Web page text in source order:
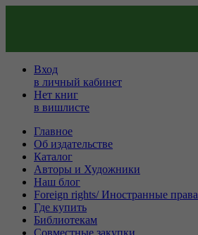
Вход
в личный кабинет
Нет книг
в вишлисте
Главное
Об издательстве
Каталог
Авторы и Художники
Наш блог
Foreign rights/ Иностранные права
Где купить
Библиотекам
Совместные закупки